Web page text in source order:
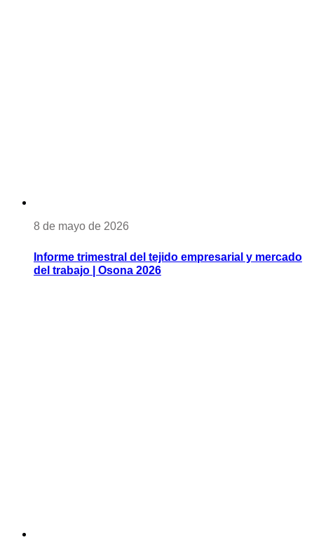
8 de mayo de 2026
Informe trimestral del tejido empresarial y mercado
del trabajo | Osona 2026